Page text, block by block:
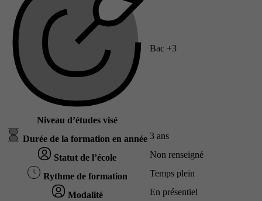
Niveau d’études visé
Bac +3
Durée de la formation en année 3 ans
Statut de l’école Non renseigné
Rythme de formation Temps plein
Modalité En présentiel